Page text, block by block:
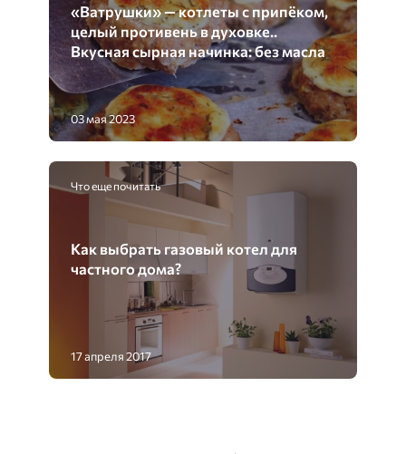
«Ватрушки» — котлеты с припёком,
целый противень в духовке..
Вкусная сырная начинка: без масла
03 мая 2023
Что еще почитать
Как выбрать газовый котел для
частного дома?
17 апреля 2017